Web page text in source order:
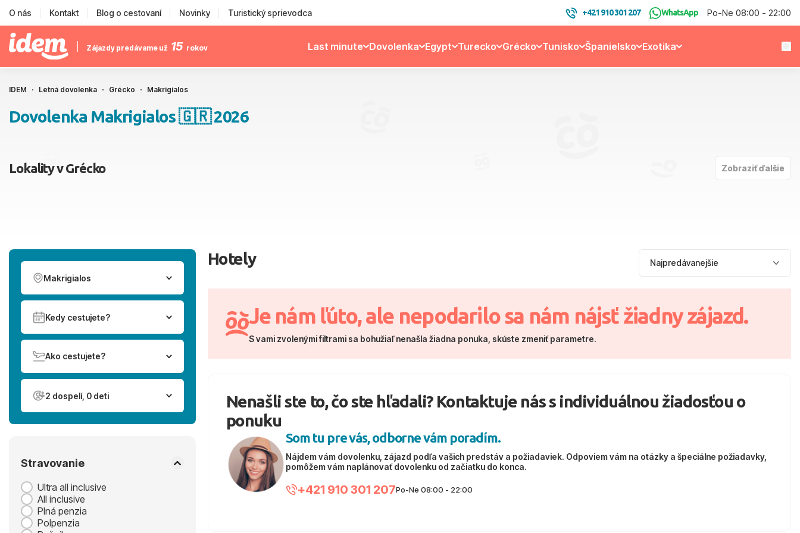
O nás Kontakt Blog o cestovaní Novinky Turistický sprievodca +421 910 301 207 WhatsApp Po-Ne 08:00 - 22:00
Zájazdy predávame už 15 rokov Last minute Dovolenka Egypt Turecko Grécko Tunisko Španielsko Exotika
IDEM Letná dovolenka Grécko Makrigialos
Dovolenka Makrigialos 🇬🇷 2026
Lokality v Grécko Zobraziť ďalšie
Makrigialos
Kedy cestujete?
Ako cestujete?
2 dospelí, 0 deti
Stravovanie
Ultra all inclusive
All inclusive
Plná penzia
Polpenzia
Hotely
Je nám ľúto, ale nepodarilo sa nám nájsť žiadny zájazd.
S vami zvolenými filtrami sa bohužiaľ nenašla žiadna ponuka, skúste zmeniť parametre.
Nenašli ste to, čo ste hľadali? Kontaktuje nás s individuálnou žiadosťou o
ponuku
Som tu pre vás, odborne vám poradím.
Nájdem vám dovolenku, zájazd podľa vašich predstáv a požiadaviek. Odpoviem vám na otázky a špeciálne požiadavky,
pomôžem vám naplánovať dovolenku od začiatku do konca.
+421 910 301 207Po-Ne 08:00 - 22:00